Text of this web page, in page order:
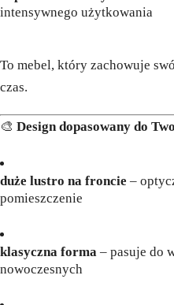
intensywnego użytkowania
To mebel, który zachowuje
czas.
🎨 Design dopasowany do
duże lustro na froncie –
pomieszczenie
klasyczna forma – pasuje do
nowoczesnych